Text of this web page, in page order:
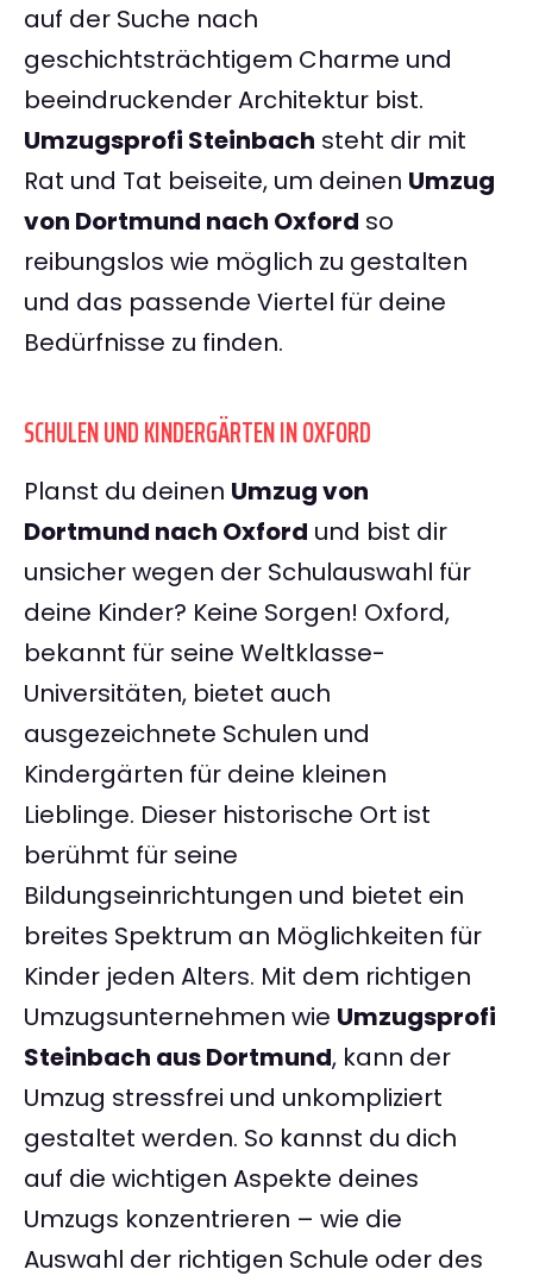
auf der Suche nach
geschichtsträchtigem Charme und
beeindruckender Architektur bist.
Umzugsprofi Steinbach steht dir mit
Rat und Tat beiseite, um deinen Umzug
von Dortmund nach Oxford so
reibungslos wie möglich zu gestalten
und das passende Viertel für deine
Bedürfnisse zu finden.
SCHULEN UND KINDERGÄRTEN IN OXFORD
Planst du deinen Umzug von
Dortmund nach Oxford und bist dir
unsicher wegen der Schulauswahl für
deine Kinder? Keine Sorgen! Oxford,
bekannt für seine Weltklasse-
Universitäten, bietet auch
ausgezeichnete Schulen und
Kindergärten für deine kleinen
Lieblinge. Dieser historische Ort ist
berühmt für seine
Bildungseinrichtungen und bietet ein
breites Spektrum an Möglichkeiten für
Kinder jeden Alters. Mit dem richtigen
Umzugsunternehmen wie Umzugsprofi
Steinbach aus Dortmund, kann der
Umzug stressfrei und unkompliziert
gestaltet werden. So kannst du dich
auf die wichtigen Aspekte deines
Umzugs konzentrieren – wie die
Auswahl der richtigen Schule oder des